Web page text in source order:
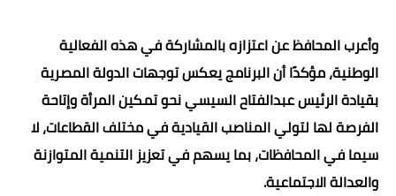
وأعرب المحافظ عن اعتزازه بالمشاركة في هذه الفعالية
الوطنية، مؤكدًا أن البرنامج يعكس توجهات الدولة المصرية
بقيادة الرئيس عبدالفتاح السيسي نحو تمكين المرأة وإتاحة
الفرصة لها لتولي المناصب القيادية في مختلف القطاعات، لا
سيما في المحافظات، بما يسهم في تعزيز التنمية المتوازنة
والعدالة الاجتماعية.